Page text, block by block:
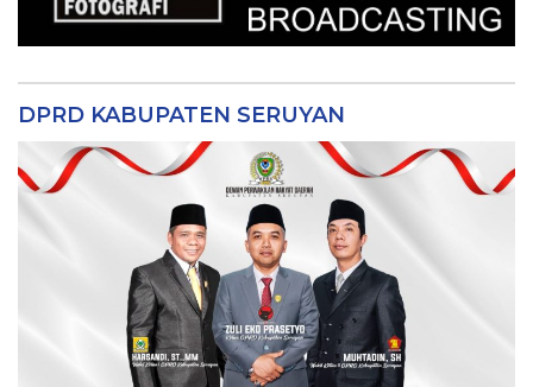
DPRD KABUPATEN SERUYAN